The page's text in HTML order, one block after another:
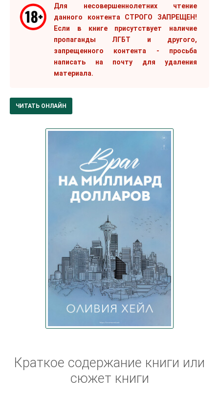
Для несовершеннолетних чтение
данного контента СТРОГО ЗАПРЕЩЕН!
Если в книге присутствует наличие
пропаганды ЛГБТ и другого,
запрещенного контента - просьба
написать на почту для удаления
материала.
ЧИТАТЬ ОНЛАЙН
Краткое содержание книги или
сюжет книги